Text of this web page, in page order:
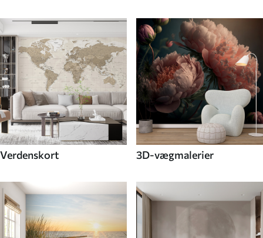
Verdenskort 3D-vægmalerier